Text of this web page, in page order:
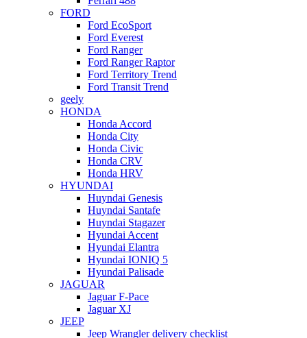
FORD
Ford EcoSport
Ford Everest
Ford Ranger
Ford Ranger Raptor
Ford Territory Trend
Ford Transit Trend
geely
HONDA
Honda Accord
Honda City
Honda Civic
Honda CRV
Honda HRV
HYUNDAI
Huyndai Genesis
Huyndai Santafe
Huyndai Stagazer
Hyundai Accent
Hyundai Elantra
Hyundai IONIQ 5
Hyundai Palisade
JAGUAR
Jaguar F-Pace
Jaguar XJ
JEEP
Jeep Wrangler delivery checklist